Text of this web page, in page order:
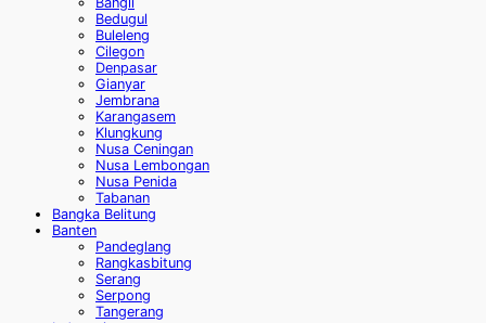
Bedugul
Buleleng
Cilegon
Denpasar
Gianyar
Jembrana
Karangasem
Klungkung
Nusa Ceningan
Nusa Lembongan
Nusa Penida
Tabanan
Bangka Belitung
Banten
Pandeglang
Rangkasbitung
Serang
Serpong
Tangerang